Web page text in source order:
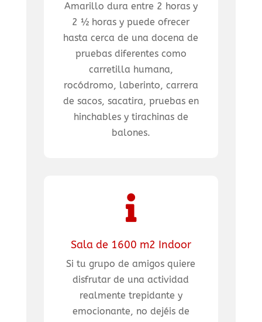
Amarillo dura entre 2 horas y
2 ½ horas y puede ofrecer
hasta cerca de una docena de
pruebas diferentes como
carretilla humana,
rocódromo, laberinto, carrera
de sacos, sacatira, pruebas en
hinchables y tirachinas de
balones.

Sala de 1600 m2 Indoor
Si tu grupo de amigos quiere
disfrutar de una actividad
realmente trepidante y
emocionante, no dejéis de